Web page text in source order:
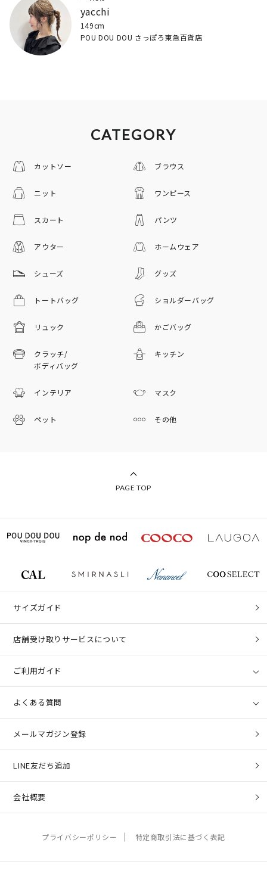
yacchi
149cm
POU DOU DOU さっぽろ東急百貨店
CATEGORY
カットソー ブラウス
ニット ワンピース
スカート パンツ
アウター ホームウェア
シューズ グッズ
トートバッグ ショルダーバッグ
リュック かごバッグ
クラッチ/
ボディバッグ
キッチン
インテリア マスク
ペット その他
PAGE TOP
サイズガイド
店舗受け取りサービスについて
ご利用ガイド
よくある質問
メールマガジン登録
LINE友だち追加
会社概要
プライバシーポリシー 特定商取引法に基づく表記